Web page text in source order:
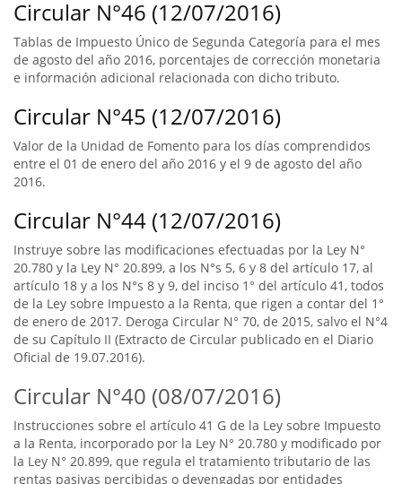
Circular N°46 (12/07/2016)
Tablas de Impuesto Único de Segunda Categoría para el mes
de agosto del año 2016, porcentajes de corrección monetaria
e información adicional relacionada con dicho tributo.
Circular N°45 (12/07/2016)
Valor de la Unidad de Fomento para los días comprendidos
entre el 01 de enero del año 2016 y el 9 de agosto del año
2016.
Circular N°44 (12/07/2016)
Instruye sobre las modificaciones efectuadas por la Ley N°
20.780 y la Ley N° 20.899, a los N°s 5, 6 y 8 del artículo 17, al
artículo 18 y a los N°s 8 y 9, del inciso 1° del artículo 41, todos
de la Ley sobre Impuesto a la Renta, que rigen a contar del 1°
de enero de 2017. Deroga Circular N° 70, de 2015, salvo el N°4
de su Capítulo II (Extracto de Circular publicado en el Diario
Oficial de 19.07.2016).
Circular N°40 (08/07/2016)
Instrucciones sobre el artículo 41 G de la Ley sobre Impuesto
a la Renta, incorporado por la Ley N° 20.780 y modificado por
la Ley N° 20.899, que regula el tratamiento tributario de las
rentas pasivas percibidas o devengadas por entidades